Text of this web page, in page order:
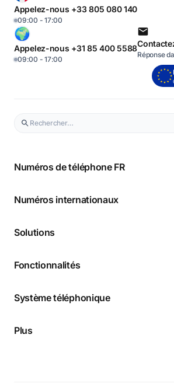
Appelez-nous +33 805 080 140
09:00 - 17:00
Appelez-nous +31 85 400 5588
09:00 - 17:00
Réponse
Numéros de téléphone FR
Numéros internationaux
Solutions
Fonctionnalités
Système téléphonique
Plus